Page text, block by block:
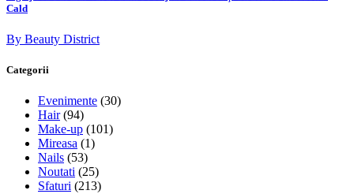
Cald
By Beauty District
Categorii
Evenimente (30)
Hair(94)
Make-up (101)
Mireasa (1)
Nails (53)
Noutati (25)
Sfaturi (213)